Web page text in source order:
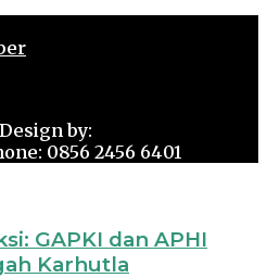
by:
0856 2456 6401
GAPKI dan APHI
Karhutla